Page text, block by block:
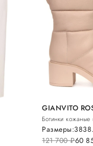
GIANVITO
Ботинки кожаные
121 700руб.60
Размеры:38